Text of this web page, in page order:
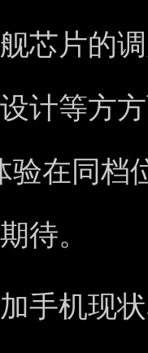
芯片的
计等方
验在同档
待。
手机现